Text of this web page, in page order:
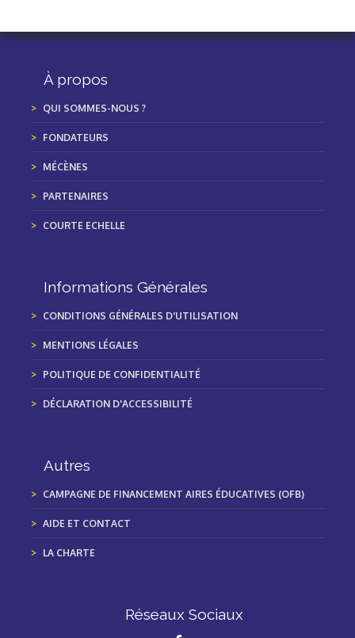
À propos
QUI SOMMES-NOUS ?
FONDATEURS
MÉCÈNES
PARTENAIRES
COURTE ECHELLE
Informations Générales
CONDITIONS GÉNÉRALES D'UTILISATION
MENTIONS LÉGALES
POLITIQUE DE CONFIDENTIALITÉ
DÉCLARATION D'ACCESSIBILITÉ
Autres
CAMPAGNE DE FINANCEMENT AIRES ÉDUCATIVES (OFB)
AIDE ET CONTACT
LA CHARTE
Réseaux Sociaux